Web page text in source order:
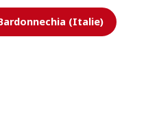
(Italie)